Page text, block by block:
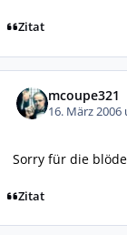
Zitat
mcoupe321
16. März 2006
Sorry für die
Zitat